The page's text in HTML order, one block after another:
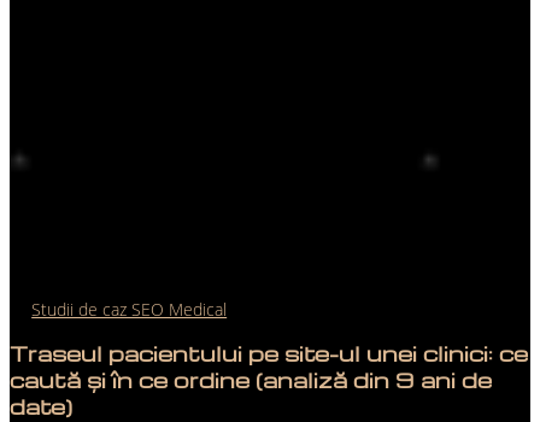
Studii de caz SEO Medical
Traseul pacientului pe site-ul unei clinici: ce
caută și în ce ordine (analiză din 9 ani de
date)